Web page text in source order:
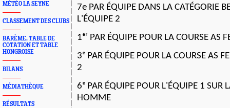
MÉTÉO LA SEYNE
CLASSEMENT DES CLUBS
BARÈME, TABLE DE
COTATION ET TABLE
HONGROISE
BILANS
MÉDIATHÈQUE
RÉSULTATS
7e PAR ÉQUIPE DANS LA CATÉGORIE
L'ÉQUIPE 2
1ᵉʳ PAR ÉQUIPE POUR LA COURSE AS
3ᵉ PAR ÉQUIPE POUR LA COURSE AS
2
6ᵉ PAR ÉQUIPE POUR L'ÉQUIPE 1 SUR
HOMME